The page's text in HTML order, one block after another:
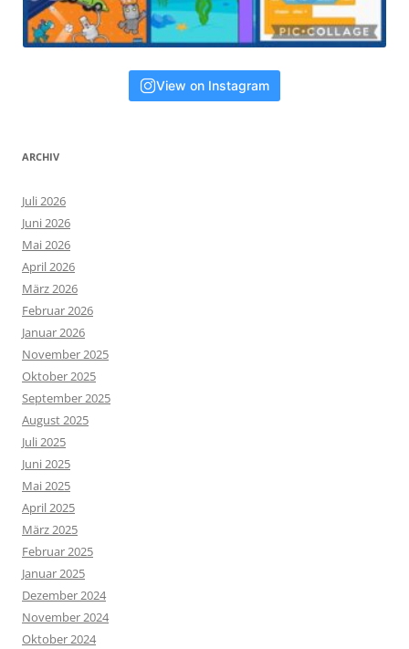
View on Instagram
ARCHIV
Juli 2026
Juni 2026
Mai 2026
April 2026
März 2026
Februar 2026
Januar 2026
November 2025
Oktober 2025
September 2025
August 2025
Juli 2025
Juni 2025
Mai 2025
April 2025
März 2025
Februar 2025
Januar 2025
Dezember 2024
November 2024
Oktober 2024